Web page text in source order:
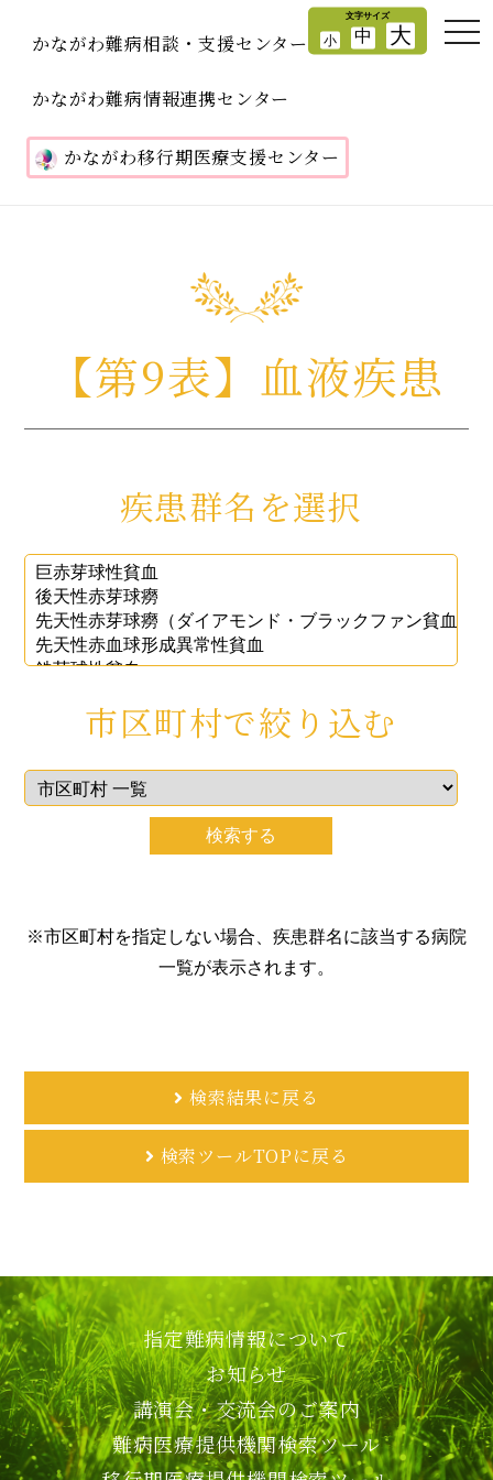
かながわ難病相談・支援センター
かながわ難病情報連携センター
かながわ移行期医療支援センター
【第9表】血液疾患
疾患群名を選択
市区町村で絞り込む
※市区町村を指定しない場合、疾患群名に該当する病院
一覧が表示されます。
検索結果に戻る
検索ツールTOPに戻る
指定難病情報について
お知らせ
講演会・交流会のご案内
難病医療提供機関検索ツール